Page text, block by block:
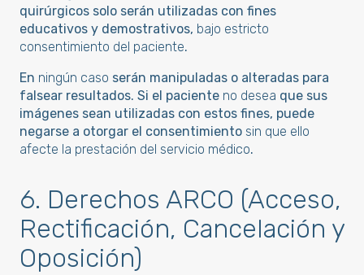
quirúrgicos solo serán utilizadas con fines
educativos y demostrativos, bajo estricto
consentimiento del paciente.
En ningún caso serán manipuladas o alteradas para
falsear resultados. Si el paciente no desea que sus
imágenes sean utilizadas con estos fines, puede
negarse a otorgar el consentimiento sin que ello
afecte la prestación del servicio médico.
6. Derechos ARCO (Acceso,
Rectificación, Cancelación y
Oposición)